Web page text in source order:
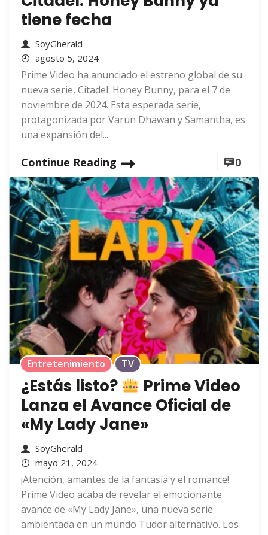
tiene fecha
SoyGherald
agosto 5, 2024
Prime Video ha anunciado el estreno global de su
nueva serie, Citadel: Honey Bunny, para el 7 de
noviembre de 2024. Esta esperada serie,
protagonizada por Varun Dhawan y Samantha, es
una expansión del...
Continue Reading 0
Entretenimiento TV
¿Estás listo?
Prime Video
Lanza el Avance Oficial de
«My Lady Jane»
SoyGherald
mayo 21, 2024
¡Atención, amantes de la fantasía y el romance!
Prime Video acaba de revelar el emocionante
avance de «My Lady Jane», una nueva serie
ambientada en un mundo Tudor alternativo. Los